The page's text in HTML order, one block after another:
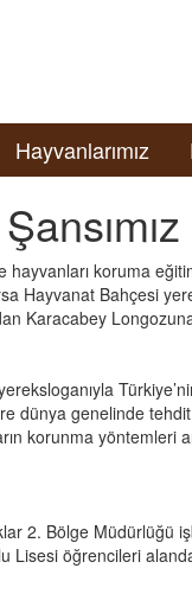
Hayvanlarımız
koruma
Hayvanat Bahçesi
Karacabey
dünya genelinde
korunma yöntemleri
2. Bölge Müdürlüğü
Lisesi öğrencileri